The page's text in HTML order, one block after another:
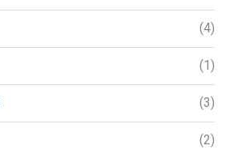
(4)
(1)
(3)
(2)